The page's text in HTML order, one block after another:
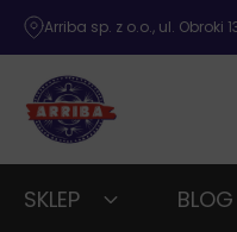
Arriba sp. z o.o., ul. Obroki
SKLEP BLOG